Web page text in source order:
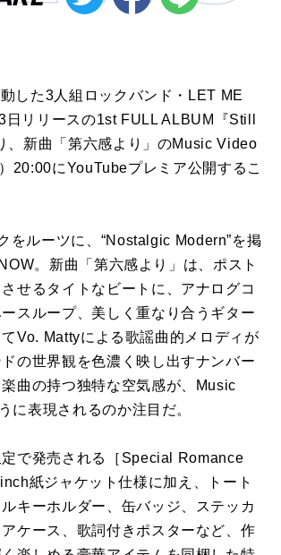
した3人組ロックバンド・LET ME
日リリースの1st FULL ALBUM『Still
、新曲「第六感より」のMusic Video
20:00にYouTubeプレミア公開するこ
をルーツに、“Nostalgic Modern”を掲
。新曲「第六感より」は、ポスト
せるタイトなビートに、アナログコ
スループ、美しく重なり合うギター
Vo. Mattyによる歌謡曲的メロディが
の世界観を色濃く映し出すナンバー
曲の持つ独特な空気感が、Music
に表現されるのか注目だ。
定で発売される［Special Romance
紙ジャケット仕様に加え、トート
キーホルダー、缶バッジ、ステッカ
ケース、歌詞付きポスターなど、作